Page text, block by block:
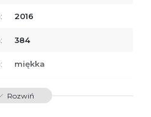
2016
384
miękka
9788379763634
Rozwiń